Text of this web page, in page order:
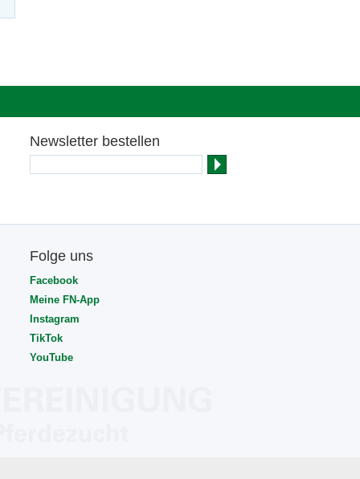
Newsletter bestellen
Folge uns
Facebook
Meine FN-App
Instagram
TikTok
YouTube